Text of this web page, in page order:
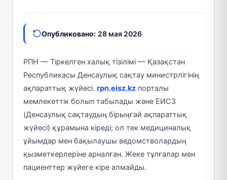
Опубликовано: 28 мая 2026
РПН — Тіркелген халық тізілімі — Қазақстан
Республикасы Денсаулық сақтау министрлігінің
ақпараттық жүйесі. rpn.eisz.kzпорталы
мемлекеттік болып табылады және ЕИСЗ
(Денсаулық сақтаудың бірыңғай ақпараттық
жүйесі) құрамына кіреді; ол тек медициналық
ұйымдар мен бақылаушы ведомстволардың
қызметкерлеріне арналған. Жеке тұлғалар мен
пациенттер жүйеге кіре алмайды.